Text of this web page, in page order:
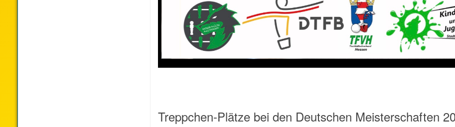
Treppchen-Plätze bei den Deutschen Meisterschaften